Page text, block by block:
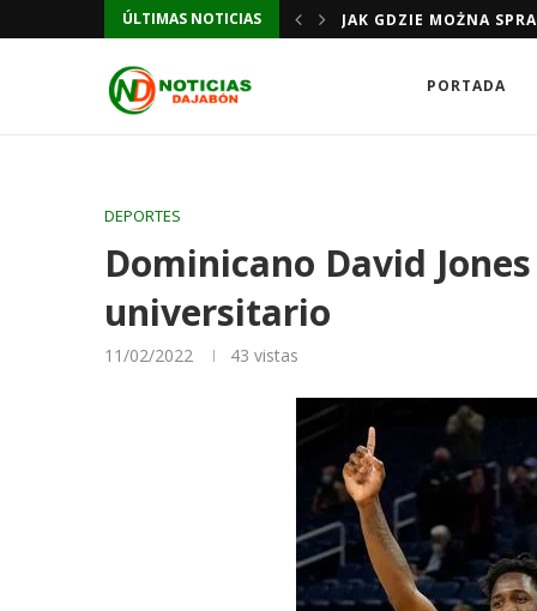
ÚLTIMAS NOTICIAS JAK GDZIE MOŻNA
PORTADA
DEPORTES
Dominicano David
universitario
11/02/2022 43 vistas